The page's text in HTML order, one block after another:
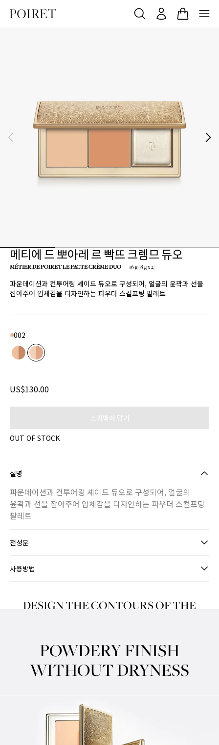
메티에 드 뽀아레 르 빡뜨 크렘므 듀오
MÉTIER DE POIRET LE PACTE CRÈME DUO 16 g (8 g x 2)
파운데이션과 컨투어링 셰이드 듀오로 구성되어, 얼굴의 윤곽과 선을
잡아주어 입체감을 디자인하는 파우더 스컬프팅 팔레트
Color
002
Product variant out of stockProduct variant out of stock
US$130.00
쇼핑백에 담기
OUT OF STOCK
설명
파운데이션과 컨투어링 셰이드 듀오로 구성되어, 얼굴의
윤곽과 선을 잡아주어 입체감을 디자인하는 파우더 스컬프팅
팔레트
전성분
사용방법
DESIGN THE CONTOURS OF THE
POWDERY FINISH
WITHOUT DRYNESS